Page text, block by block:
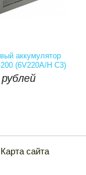
аккумулятор
(6V220A/H C3)
рублей
 Купить
Карта сайта